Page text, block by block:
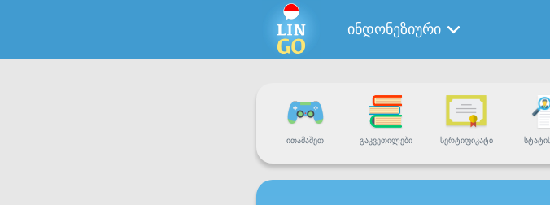
ინდონეზიური
ᲘᲗᲐᲛᲐᲨᲔᲗ ᲒᲐᲙᲕᲔᲗᲘᲚᲔᲑᲘ ᲡᲔᲠᲢᲘᲤᲘᲙᲐᲢᲘ